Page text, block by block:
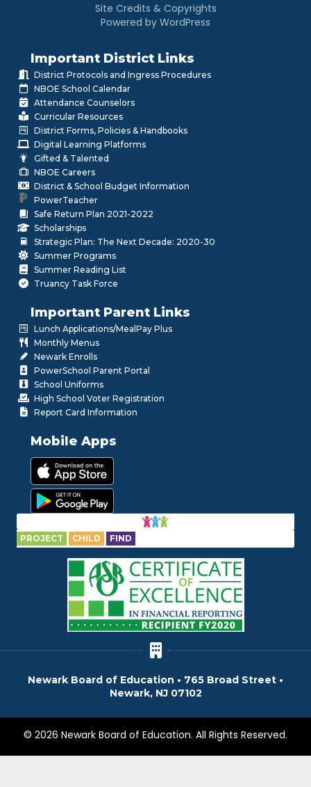
Site Credits & Copyrights
Powered by WordPress
Important District Links
District Protocols and Ingress Procedures
NBOE School Calendar
Attendance Counselors
Curricular Resources
District Forms, Policies & Handbooks
Digital Learning Platforms
Gifted & Talented
NBOE Careers
District & School Budget Information
PowerTeacher
Safe Return Plan 2021-2022
Scholarships
Strategic Plan: The Next Decade: 2020-30
Summer Programs
Summer Reading List
Truancy Task Force
Important Parent Links
Lunch Applications/MealPay Plus
Monthly Menus
Newark Enrolls
PowerSchool Parent Portal
School Uniforms
High School Voter Registration
Report Card Information
Mobile Apps
PROJECT CHILD FIND
Newark Board of Education • 765 Broad Street •
Newark, NJ 07102
© 2026 Newark Board of Education. All Rights Reserved.